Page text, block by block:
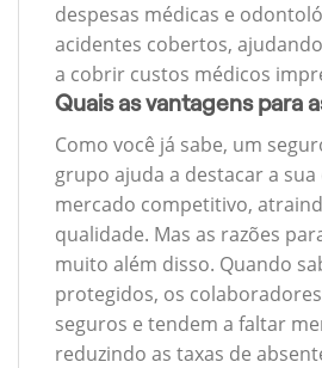
despesas médicas e
acidentes cobertos,
a cobrir custos médicos
Quais as vantagens para
Como você já sabe, um
grupo ajuda a destacar a
mercado competitivo,
qualidade. Mas as razões
muito além disso. Quando
protegidos, os
seguros e tendem a faltar
reduzindo as taxas de